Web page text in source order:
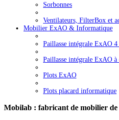
Sorbonnes
Ventilateurs, FilterBox et
Mobilier ExAO & Informatique
Paillasse intégrale ExAO 4
Paillasse intégrale ExAO à
Plots ExAO
Plots placard informatique
Mobilab : fabricant de mobilier